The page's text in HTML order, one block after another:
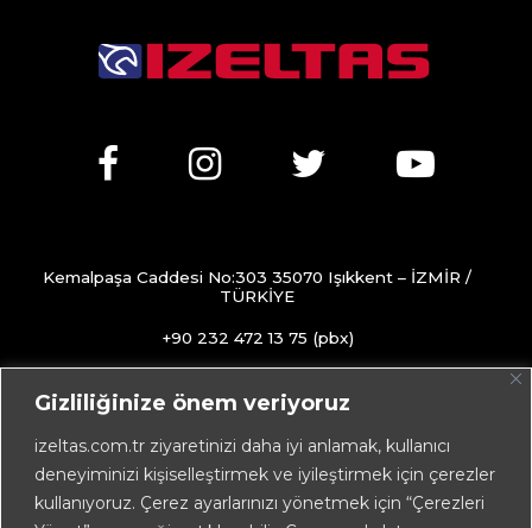
Gizliliğinize önem veriyoruz
izeltas.com.tr ziyaretinizi daha iyi anlamak, kullanıcı
deneyiminizi kişiselleştirmek ve iyileştirmek için çerezler
kullanıyoruz. Çerez ayarlarınızı yönetmek için “Çerezleri
Kemalpaşa Caddesi No:303 35070 Işıkkent – İZMİR /
TÜRKİYE
+90 232 472 13 75 (pbx)
info@izeltas.com.tr